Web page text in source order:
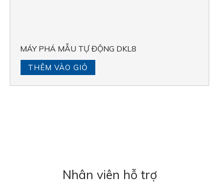
MÁY PHÁ MẪU TỰ ĐỘNG DKL8
THÊM VÀO GIỎ
Nhân viên hỗ trợ